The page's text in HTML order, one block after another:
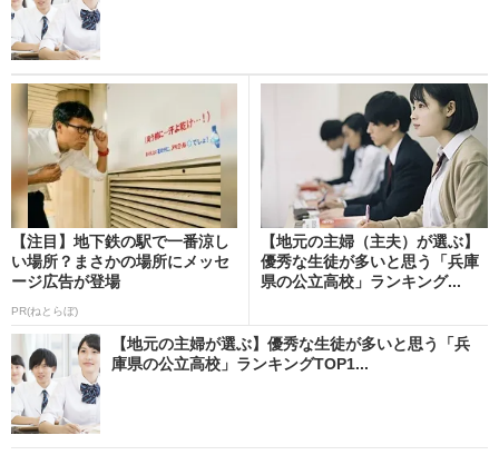
【注目】地下鉄の駅で一番涼し
い場所？まさかの場所にメッセ
ージ広告が登場
PR(ねとらぼ)
【地元の主婦（主夫）が選ぶ】
優秀な生徒が多いと思う「兵庫
県の公立高校」ランキング...
【地元の主婦が選ぶ】優秀な生徒が多いと思う「兵
庫県の公立高校」ランキングTOP1...